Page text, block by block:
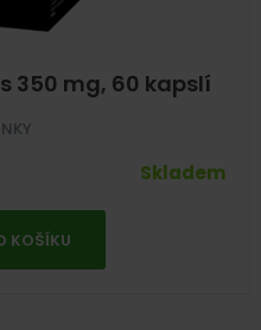
350 mg, 60 kapslí
Skladem
KOŠÍKU